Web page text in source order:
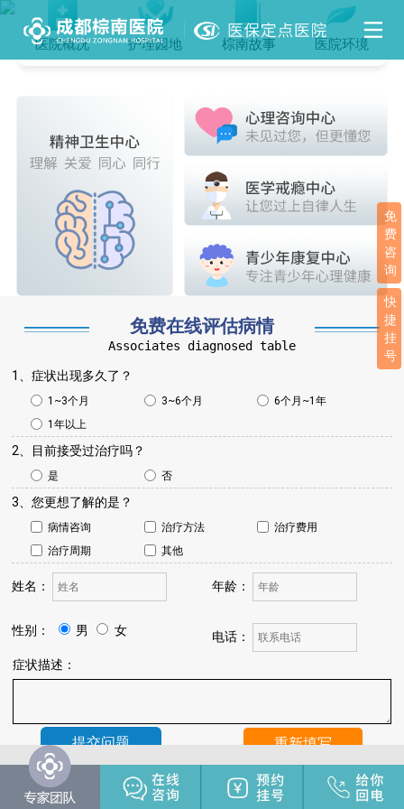
医院概况 护理园地 棕南故事 医院环境
免费在线评估病情
Associates diagnosed table
1、症状出现多久了？
1~3个月 3~6个月
6个月~1年
1年以上
2、目前接受过治疗吗？
是 否
3、您更想了解的是？
病情咨询 治疗方法
治疗费用
治疗周期
其他
姓名： 年龄：
性别： 男 女
电话：
症状描述：
温馨提示：
我院将于24小时内与您联系，请保持手机畅通，注
意来电。
免
费
咨
询
快
捷
挂
号